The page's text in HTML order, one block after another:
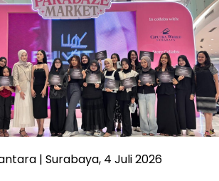
| Surabaya, 4 Juli 2026